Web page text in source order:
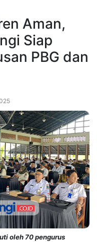
Aman,
Siap
PBG dan
oleh 70 pengurus